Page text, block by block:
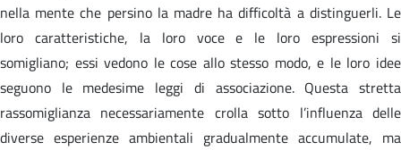
nella mente che persino la madre ha difficoltà a distinguerli. Le
loro caratteristiche, la loro voce e le loro espressioni si
somigliano; essi vedono le cose allo stesso modo, e le loro idee
seguono le medesime leggi di associazione. Questa stretta
rassomiglianza necessariamente crolla sotto l’influenza delle
diverse esperienze ambientali gradualmente accumulate, ma